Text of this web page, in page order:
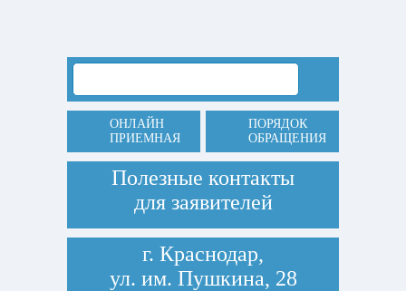
ОНЛАЙН
ПРИЕМНАЯ
ПОРЯДОК
ОБРАЩЕНИЯ
Полезные контакты
для заявителей
г. Краснодар,
ул. им. Пушкина, 28